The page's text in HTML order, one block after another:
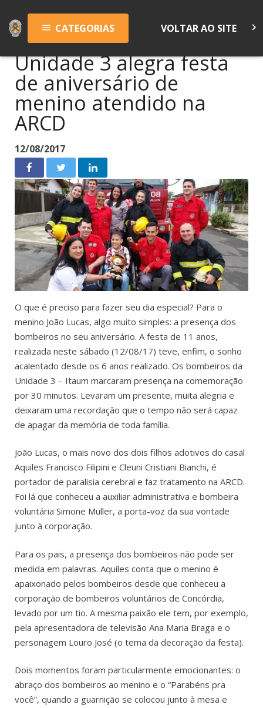
menu CATEGORIAS VOLTAR AO SITE keyboard_arrow_right
Unidade 3 alegra festa
de aniversário de
menino atendido na
ARCD
12/08/2017
O que é preciso para fazer seu dia especial? Para o
menino João Lucas, algo muito simples: a presença dos
bombeiros no seu aniversário. A festa de 11 anos,
realizada neste sábado (12/08/17) teve, enfim, o sonho
acalentado desde os 6 anos realizado. Os bombeiros da
Unidade 3 – Itaum marcaram presença na comemoração
por 30 minutos. Levaram um presente, muita alegria e
deixaram uma recordação que o tempo não será capaz
de apagar da memória de toda família.
João Lucas, o mais novo dos dois filhos adotivos do casal
Aquiles Francisco Filipini e Cleuni Cristiani Bianchi, é
portador de paralisia cerebral e faz tratamento na ARCD.
Foi lá que conheceu a auxiliar administrativa e bombeira
voluntária Simone Müller, a porta-voz da sua vontade
junto à corporação.
Para os pais, a presença dos bombeiros não pode ser
medida em palavras. Aquiles conta que o menino é
apaixonado pelos bombeiros desde que conheceu a
corporação de bombeiros voluntários de Concórdia,
levado por um tio. A mesma paixão ele tem, por exemplo,
pela apresentadora de televisão Ana Maria Braga e o
personagem Louro José (o tema da decoração da festa).
Dois momentos foram particularmente emocionantes: o
abraço dos bombeiros ao menino e o “Parabéns pra
você”, quando a guarnição se colocou junto à mesa e